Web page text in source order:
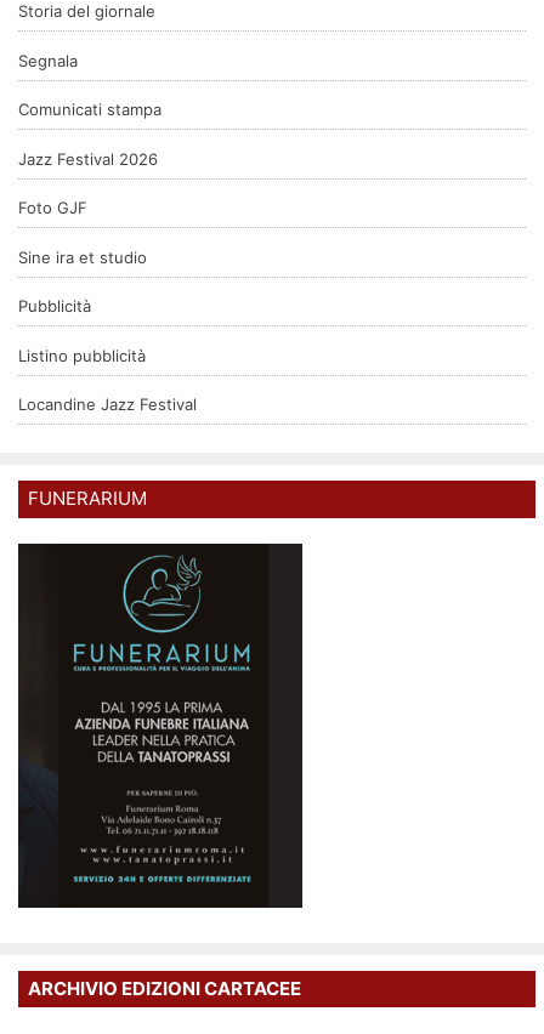
Storia del giornale
Segnala
Comunicati stampa
Jazz Festival 2026
Foto GJF
Sine ira et studio
Pubblicità
Listino pubblicità
Locandine Jazz Festival
FUNERARIUM
ARCHIVIO EDIZIONI CARTACEE